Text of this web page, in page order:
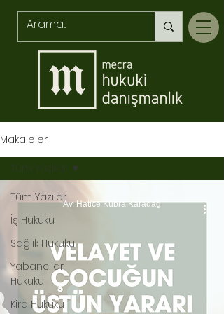
Makaleler
Tüm Yazılar
İş Hukuku
Sağlık Hukuku
Yabancılar
Hukuku
Kira Hukuku
Tüm Yazılar
Av. Hatice Kübra Karadağ